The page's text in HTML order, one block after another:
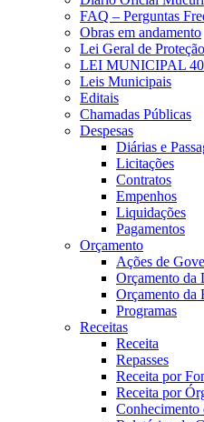
FAQ – Perguntas
Obras em andamento
Lei Geral de
LEI MUNICIPAL
Leis Municipais
Editais
Chamadas Públicas
Despesas
Diárias e
Licitações
Contratos
Empenhos
Liquidações
Pagamentos
Orçamento
Ações de
Orçamento da
Orçamento da
Programas
Receitas
Receita
Repasses
Receita por
Receita por
Conhecimento